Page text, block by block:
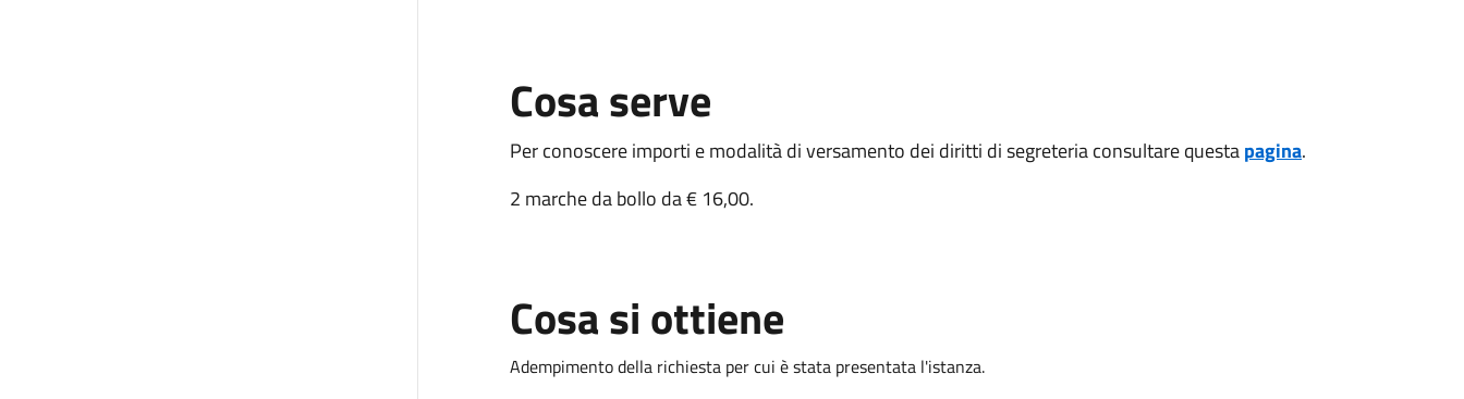
Cosa serve
Per conoscere importi e modalità di versamento dei diritti di segreteria consultare questapagina.
2 marche da bollo da € 16,00.
Cosa si ottiene
Adempimento della richiesta per cui è stata presentata l'istanza.